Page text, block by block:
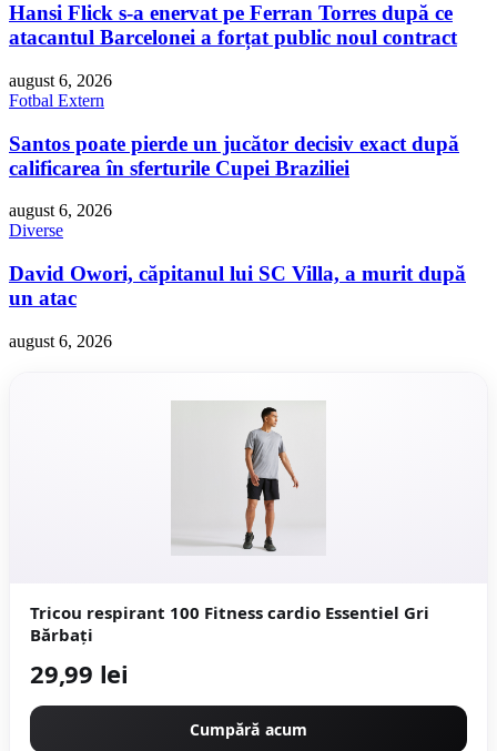
Hansi Flick s-a enervat pe Ferran Torres după ce
atacantul Barcelonei a forțat public noul contract
august 6, 2026
Fotbal Extern
Santos poate pierde un jucător decisiv exact după
calificarea în sferturile Cupei Braziliei
august 6, 2026
Diverse
David Owori, căpitanul lui SC Villa, a murit după
un atac
august 6, 2026
Tricou respirant 100 Fitness cardio Essentiel Gri
Bărbați
29,99 lei
Cumpără acum